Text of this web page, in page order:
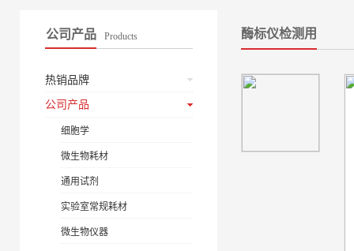
公司产品 Products
热销品牌
公司产品
细胞学
微生物耗材
通用试剂
实验室常规耗材
微生物仪器
酶标仪检测用